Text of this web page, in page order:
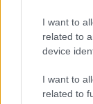
I want to
related to
device
I want to
related to
ezt tartották
túlélt